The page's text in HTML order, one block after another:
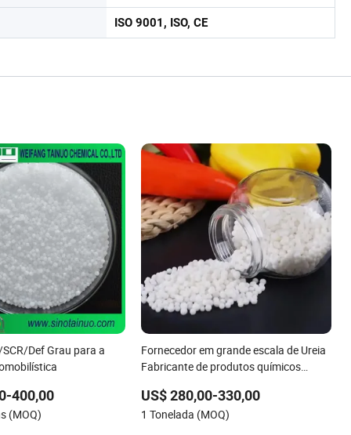
ISO 9001, ISO, CE
Def Grau para a
400,00
(MOQ)
Fornecedor em grande escala de Ureia
Fabricante de produtos químicos
Alta Pureza CAS 57-13-6
US$ 280,00-330,00
1 Tonelada (MOQ)